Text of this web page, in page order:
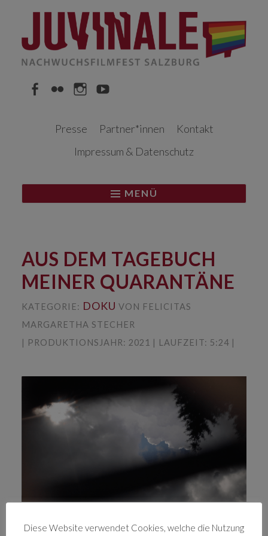
Inhalt
Presse
Partner*innen
Kontakt
Impressum & Datenschutz
MENÜ
AUS DEM TAGEBUCH
MEINER QUARANTÄNE
KATEGORIE: DOKU VON FELICITAS
MARGARETHA STECHER
| PRODUKTIONSJAHR: 2021 | LAUFZEIT: 5:24 |
Diese Website verwendet Cookies, welche die Nutzung